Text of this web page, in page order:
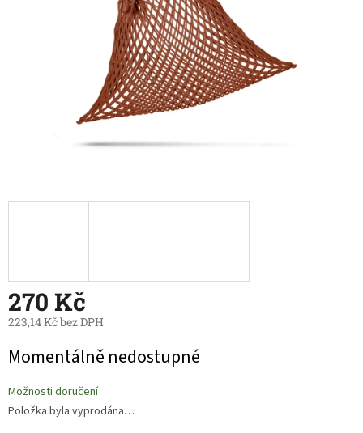
270 Kč
223,14 Kč bez DPH
cena:
Momentálně nedostupné
Možnosti doručení
Položka byla vyprodána…